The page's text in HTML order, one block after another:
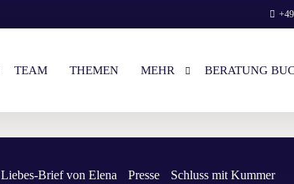
TEAM THEMEN MEHR BERATUNG
Liebes-Brief von Elena Presse
Schluss mit Kummer